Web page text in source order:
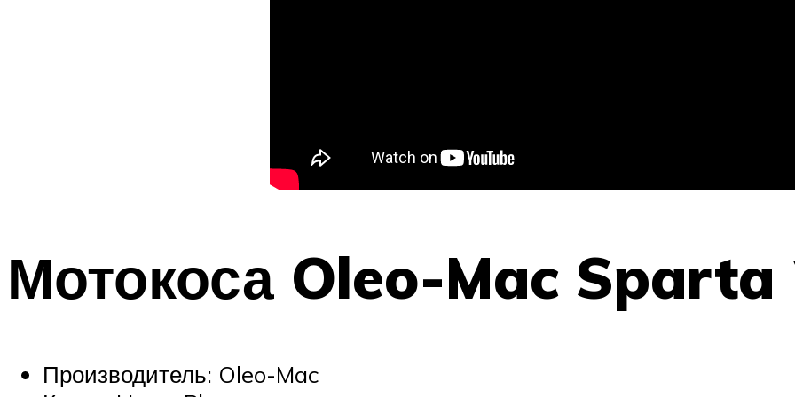
Мотокоса Oleo-Mac Sparta
Производитель: Oleo-Mac